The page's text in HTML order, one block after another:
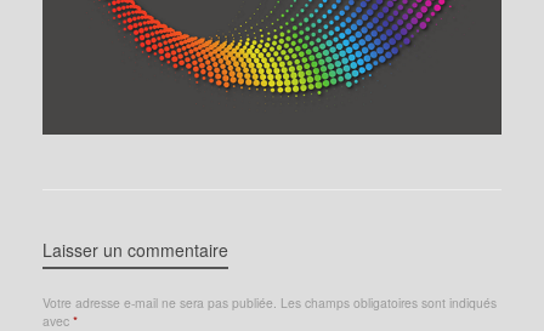
Laisser un commentaire
Votre adresse e-mail ne sera pas publiée. Les champs obligatoires sont indiqués
avec *